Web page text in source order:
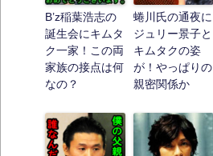
B’z稲葉浩志の
誕生会にキムタ
ク一家！この両
家族の接点は何
なの？
蜷川氏の通夜に
ジュリー景子と
キムタクの姿
が！やっぱりの
親密関係か